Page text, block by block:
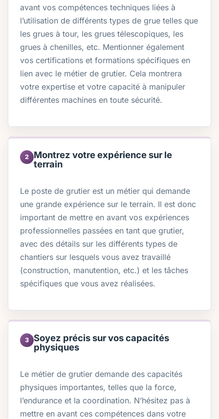
avant vos compétences techniques liées à
l’utilisation de différents types de grue telles que
les grues à tour, les grues télescopiques, les
grues à chenilles, etc. Mentionner également
vos certifications et formations spécifiques en
lien avec le métier de grutier. Cela montrera
votre expertise et votre capacité à manipuler
différentes machines en toute sécurité.
2
Montrez votre expérience sur le
terrain
Le poste de grutier est un métier qui demande
une grande expérience sur le terrain. Il est donc
important de mettre en avant vos expériences
professionnelles passées en tant que grutier,
avec des détails sur les différents types de
chantiers sur lesquels vous avez travaillé
(construction, manutention, etc.) et les tâches
spécifiques que vous avez réalisées.
3
Soyez précis sur vos capacités
physiques
Le métier de grutier demande des capacités
physiques importantes, telles que la force,
l’endurance et la coordination. N’hésitez pas à
mettre en avant ces compétences dans votre